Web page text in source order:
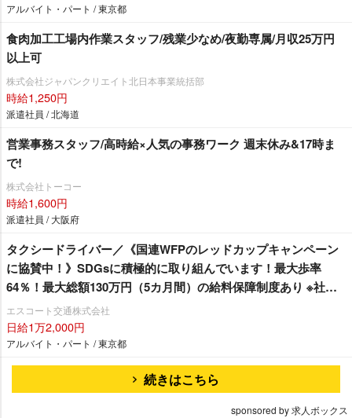
アルバイト・パート / 東京都
食肉加工工場内作業スタッフ/残業少なめ/夜勤専属/月収25万円
以上可
株式会社ジャパンクリエイト北日本事業統括部
時給1,250円
派遣社員 / 北海道
営業事務スタッフ/高時給×人気の事務ワーク 週末休み&17時ま
で!
株式会社トーコー
時給1,600円
派遣社員 / 大阪府
タクシードライバー／《国連WFPのレッドカップキャンペーン
に協賛中！》SDGsに積極的に取り組んでいます！最大歩率
64％！最大総額130万円（5カ月間）の給料保障制度あり ※社内
規定あり最大20万円支給（現任・資格あり・経験者）※社内規定
あり格安物件を多数ご紹介出来ます！入居実績多数！初期費用
等相談に乗ります！マイカー・バイク通勤可能！二種教習中、
研修期間中は日給12,000円支給夜日勤積極採用中！定着率抜
群！勤続10年以上の乗務員が50名以上！勤務体系を自由に選べ
エスコート交通株式会社
日給1万2,000円
アルバイト・パート / 東京都
続きはこちら
sponsored by 求人ボックス